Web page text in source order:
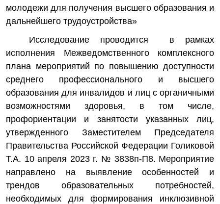
молодежи для получения высшего образования и
дальнейшего трудоустройства»
Исследование проводится в рамках
исполнения Межведомственного комплексного
плана мероприятий по повышению доступности
среднего профессионального и высшего
образования для инвалидов и лиц с органичными
возможностями здоровья, в том числе,
профориентации и занятости указанных лиц,
утвержденного Заместителем Председателя
Правительства Российской Федерации Голиковой
Т.А. 10 апреля 2023 г. № 3838п-П8. Мероприятие
направлено на выявление особенностей и
трендов образовательных потребностей,
необходимых для формирования инклюзивной